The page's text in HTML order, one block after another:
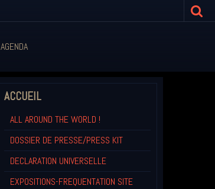
AGENDA
ACCUEIL
ALL AROUND THE WORLD !
DOSSIER DE PRESSE/PRESS KIT
DECLARATION UNIVERSELLE
EXPOSITIONS-FREQUENTATION SITE